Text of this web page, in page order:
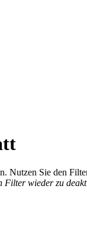
Sie den
Filter wieder zu